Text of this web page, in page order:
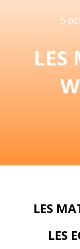
5
LES
LES
LES